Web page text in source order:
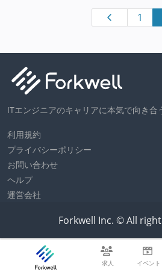
求人 イベント
1
ITエンジニアのキャリアに本気で向き合
利用規約
プライバシーポリシー
お問い合わせ
ヘルプ
運営会社
Forkwell Inc. © All